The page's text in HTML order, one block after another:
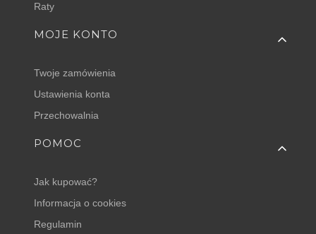
Raty
MOJE KONTO
Twoje zamówienia
Ustawienia konta
Przechowalnia
POMOC
Jak kupować?
Informacja o cookies
Regulamin